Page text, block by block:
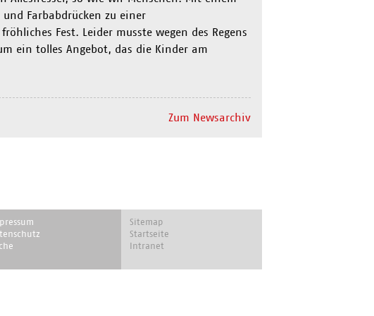
Farbabdrücken zu einer
Fest. Leider musste wegen des Regens
ein tolles Angebot, das die Kinder am
Zum Newsarchiv
Navigation
überspringen
Sitemap
Startseite
Intranet